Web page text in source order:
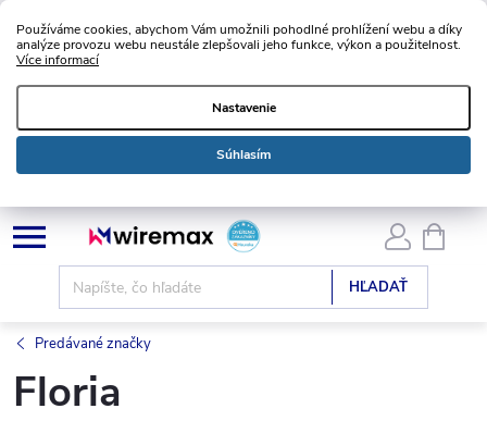
Používáme cookies, abychom Vám umožnili pohodlné prohlížení webu a díky
analýze provozu webu neustále zlepšovali jeho funkce, výkon a použitelnost.
Více informací
Nastavenie
Súhlasím
Prejsť
na
HĽADAŤ
KOŠÍK
Predávané značky
Floria